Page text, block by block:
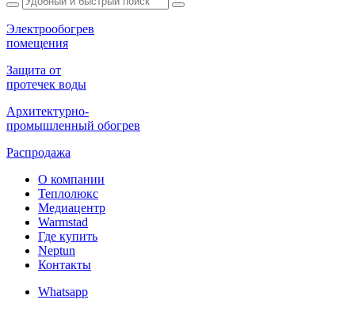
Электрообогрев
помещения
Защита от
протечек воды
Архитектурно-
промышленный обогрев
Распродажа
О компании
Теплолюкс
Медиацентр
Warmstad
Где купить
Neptun
Контакты
Whatsapp